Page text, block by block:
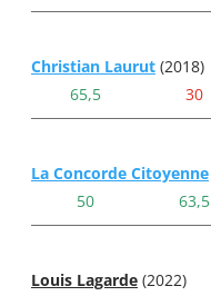
Christian Laurut (2018)
65,5
30
La Concorde Citoyenne
50
63,5
Louis Lagarde (2022)